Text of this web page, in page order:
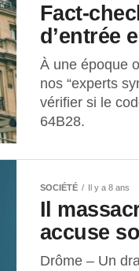
Fact-
d’entrée
À une époque
nos “experts
vérifier si le
64B28.
SOCIÉTÉ Il y a 8 ans
Il
accuse
Drôme – Un